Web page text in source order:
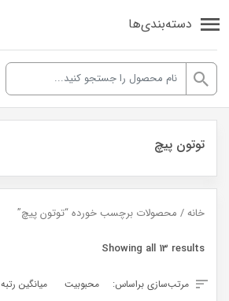
دسته‌بندی‌ها
توتون پیچ
خانه/ محصولات برچسب خورده “توتون پیچ”
Showing all 13 results
مرتب‌سازی براساس: محبوبیت میانگین رتبه